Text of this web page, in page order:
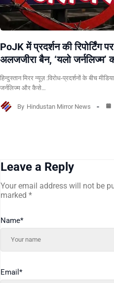
PoJK में प्रदर्शन की रिपोर्टिंग
अलजजीरा बैन, ‘यलो जर्नलिज्म’
हिन्दुस्तान मिरर न्यूज़ :विरोध-प्रदर्शनों के बीच
जर्नलिज्म और कैसे…
By Hindustan Mirror News
Leave a Reply
Your email address will not be
marked *
Name*
Email *